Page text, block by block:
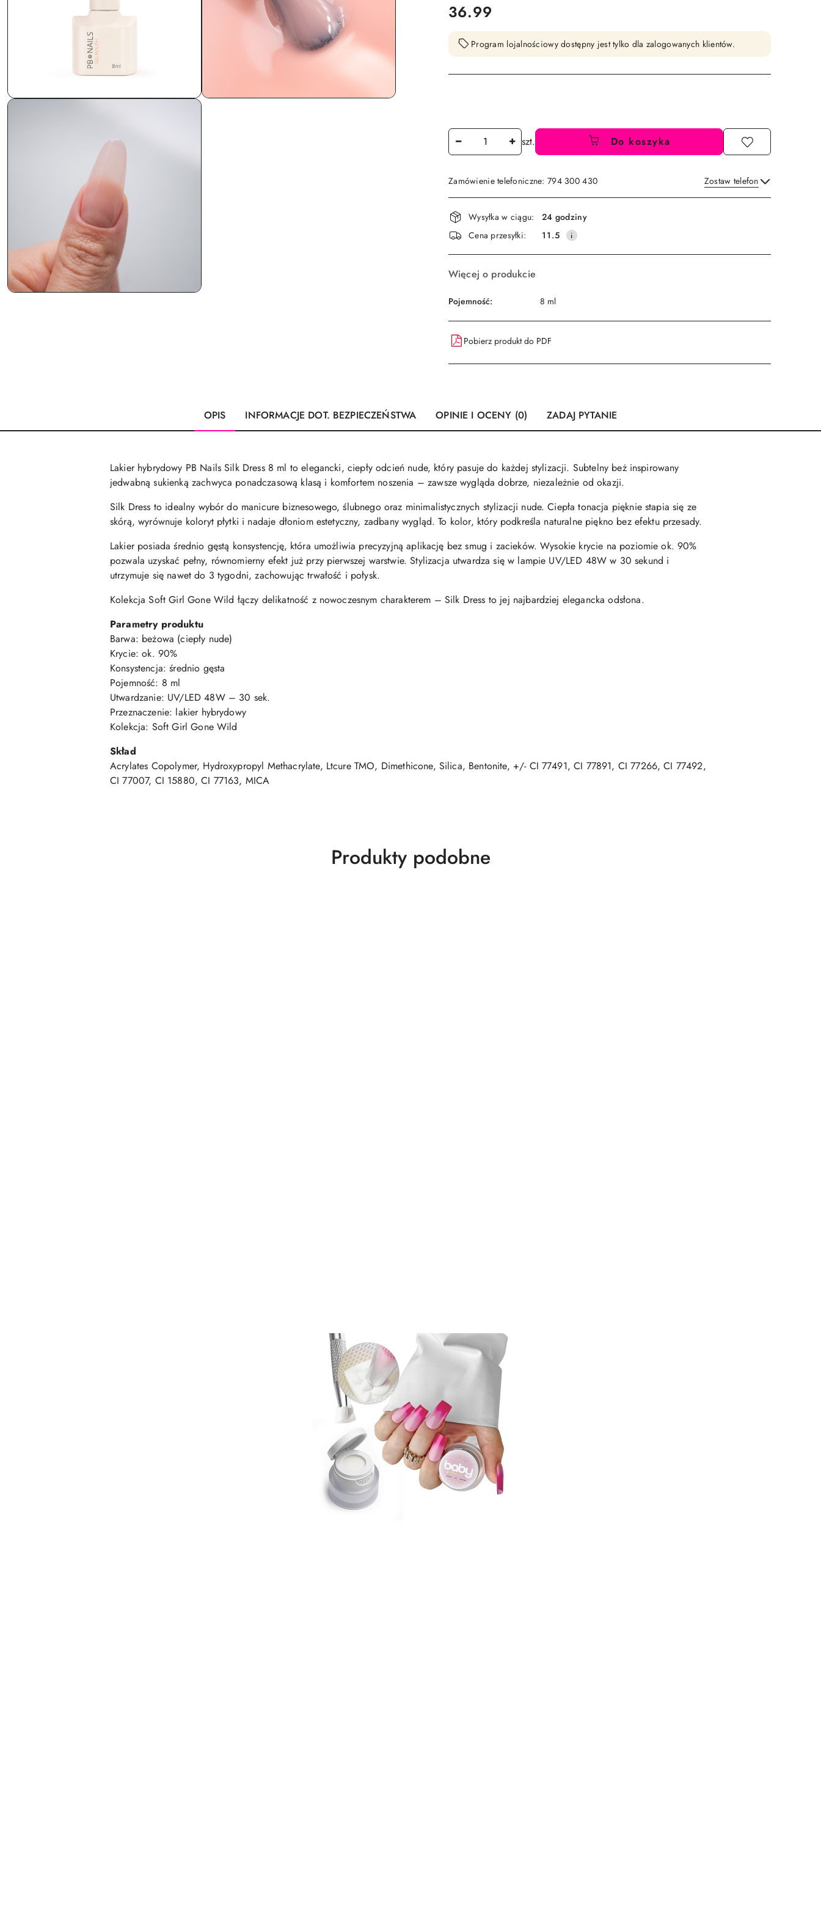
cena:
36.99
Program lojalnościowy dostępny jest tylko dla zalogowanych klientów.
Ilość szt. Do koszyka
Zamówienie telefoniczne: 794 300 430 Zostaw telefon
Wyślij
Dostępność
i
dostawa
Wysyłka w ciągu:
24 godziny
Cena przesyłki:
11.5
Więcej o produkcie
Pojemność: 8 ml
Pobierz produkt do PDF
OPIS INFORMACJE DOT. BEZPIECZEŃSTWA OPINIE I OCENY (0) ZADAJ PYTANIE
Lakier hybrydowy PB Nails Silk Dress 8 ml to elegancki, ciepły odcień nude, który pasuje do każdej stylizacji. Subtelny beż inspirowany
jedwabną sukienką zachwyca ponadczasową klasą i komfortem noszenia – zawsze wygląda dobrze, niezależnie od okazji.
Silk Dress to idealny wybór do manicure biznesowego, ślubnego oraz minimalistycznych stylizacji nude. Ciepła tonacja pięknie stapia się ze
skórą, wyrównuje koloryt płytki i nadaje dłoniom estetyczny, zadbany wygląd. To kolor, który podkreśla naturalne piękno bez efektu przesady.
Lakier posiada średnio gęstą konsystencję, która umożliwia precyzyjną aplikację bez smug i zacieków. Wysokie krycie na poziomie ok. 90%
pozwala uzyskać pełny, równomierny efekt już przy pierwszej warstwie. Stylizacja utwardza się w lampie UV/LED 48W w 30 sekund i
utrzymuje się nawet do 3 tygodni, zachowując trwałość i połysk.
Kolekcja Soft Girl Gone Wild łączy delikatność z nowoczesnym charakterem – Silk Dress to jej najbardziej elegancka odsłona.
Parametry produktu
Barwa: beżowa (ciepły nude)
Krycie: ok. 90%
Konsystencja: średnio gęsta
Pojemność: 8 ml
Utwardzanie: UV/LED 48W – 30 sek.
Przeznaczenie: lakier hybrydowy
Kolekcja: Soft Girl Gone Wild
Skład
Acrylates Copolymer, Hydroxypropyl Methacrylate, Ltcure TMO, Dimethicone, Silica, Bentonite, +/- CI 77491, CI 77891, CI 77266, CI 77492,
CI 77007, CI 15880, CI 77163, MICA
Produkty
Produkty podobne